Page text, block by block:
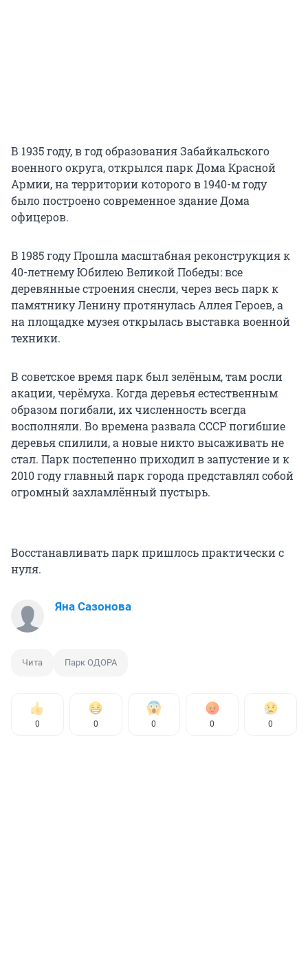
В 1935 году, в год образования Забайкальского
военного округа, открылся парк Дома Красной
Армии, на территории которого в 1940-м году
было построено современное здание Дома
офицеров.
В 1985 году Прошла масштабная реконструкция к
40-летнему Юбилею Великой Победы: все
деревянные строения снесли, через весь парк к
памятнику Ленину протянулась Аллея Героев, а
на площадке музея открылась выставка военной
техники.
В советское время парк был зелёным, там росли
акации, черёмуха. Когда деревья естественным
образом погибали, их численность всегда
восполняли. Во времена развала СССР погибшие
деревья спилили, а новые никто высаживать не
стал. Парк постепенно приходил в запустение и к
2010 году главный парк города представлял собой
огромный захламлённый пустырь.
Восстанавливать парк пришлось практически с
нуля.
Яна Сазонова
Чита Парк ОДОРА
0 0 0 0 0